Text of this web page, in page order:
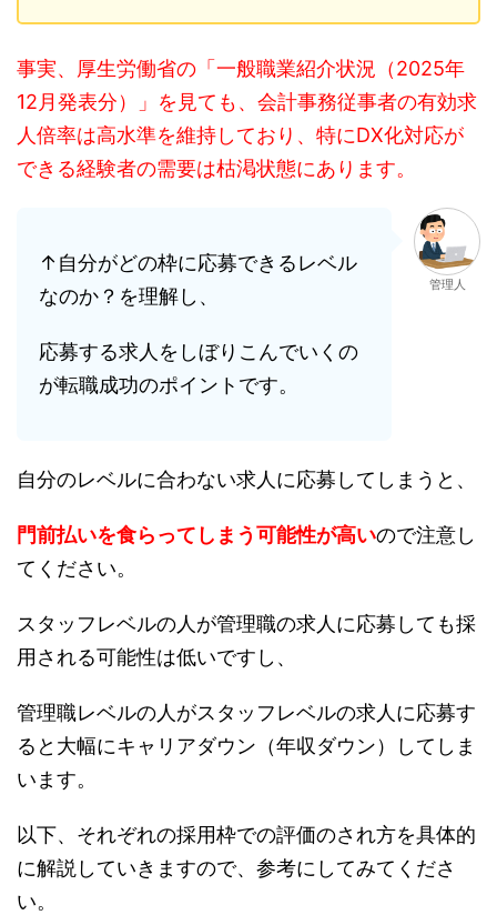
事実、厚生労働省の「一般職業紹介状況（2025年
12月発表分）」を見ても、会計事務従事者の有効求
人倍率は高水準を維持しており、特にDX化対応が
できる経験者の需要は枯渇状態にあります。
↑自分がどの枠に応募できるレベル
なのか？を理解し、
応募する求人をしぼりこんでいくの
が転職成功のポイントです。
管理人
自分のレベルに合わない求人に応募してしまうと、
門前払いを食らってしまう可能性が高いので注意し
てください。
スタッフレベルの人が管理職の求人に応募しても採
用される可能性は低いですし、
管理職レベルの人がスタッフレベルの求人に応募す
ると大幅にキャリアダウン（年収ダウン）してしま
います。
以下、それぞれの採用枠での評価のされ方を具体的
に解説していきますので、参考にしてみてくださ
い。